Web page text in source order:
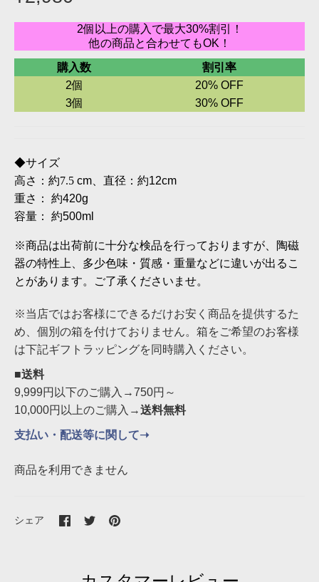
2個以上の購入で最大30%割引！
他の商品と合わせてもOK！
購入数
割引率
2個
20% OFF
3個
30% OFF
◆サイズ
高さ：約7.5 cm 、直径：約12cm
重さ：
約420g
容量：
約500ml
※商品は出荷前に十分な検品を行っておりますが、陶磁
器の特性上、多少色味・質感・重量などに違いが出るこ
とがあります。ご了承くださいませ。
※当店ではお客様にできるだけお安く商品を提供するた
め、個別の箱を付けておりません。箱をご希望のお客様
は下記ギフトラッピングを同時購入ください。
■送料
9,999円以下のご購入→750円～
10,000円以上のご購入→送料無料
支払い・配送等に関して➝
商品を利用できません
シェア
Facebook
で
TwitterPinterest